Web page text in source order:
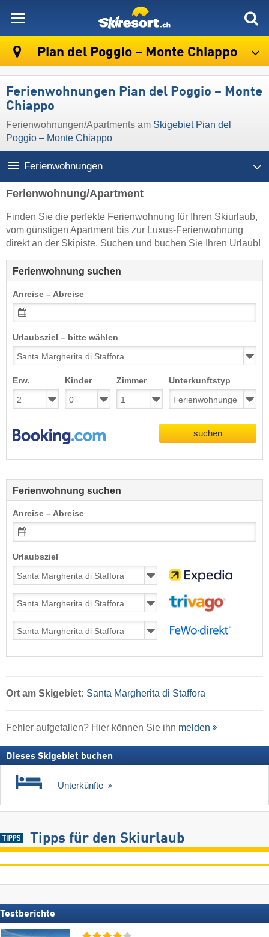
Pian del Poggio – Monte Chiappo
Ferienwohnungen Pian del Poggio – Monte
Chiappo
Ferienwohnungen/Apartments am Skigebiet Pian del
Poggio – Monte Chiappo
Ferienwohnungen
Ferienwohnung/Apartment
Finden Sie die perfekte Ferienwohnung für Ihren Skiurlaub,
vom günstigen Apartment bis zur Luxus-Ferienwohnung
direkt an der Skipiste. Suchen und buchen Sie Ihren Urlaub!
Ferienwohnung suchen
Anreise – Abreise
Urlaubsziel – bitte wählen
Erw. Kinder Zimmer Unterkunftstyp
suchen
Ferienwohnung suchen
Anreise – Abreise
Urlaubsziel
Ort am Skigebiet: Santa Margherita di Staffora
Fehler aufgefallen? Hier können Sie ihn melden
Dieses Skigebiet buchen
Unterkünfte
Tipps für den Skiurlaub
Testberichte